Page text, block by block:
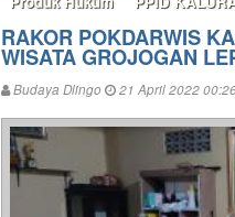
RAKOR POKDARWIS
WISATA GROJOGAN
Budaya Dlingo 21 April 2022